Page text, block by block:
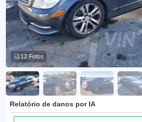
12 Fotos
Relatório de danos por IA